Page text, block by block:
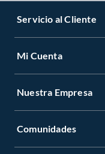
Servicio al Cliente
Mi Cuenta
Nuestra Empresa
Comunidades